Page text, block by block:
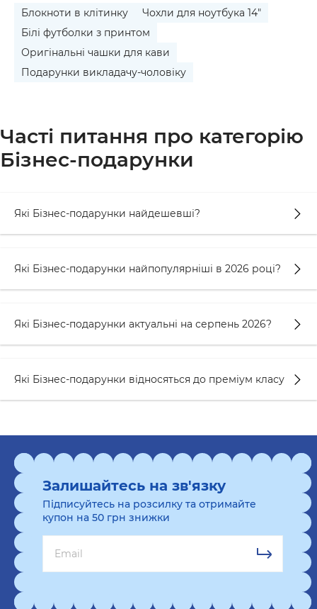
Блокноти в клітинку
Чохли для ноутбука 14"
Білі футболки з принтом
Оригінальні чашки для кави
Подарунки викладачу-чоловіку
Часті питання про категорію
Бізнес-подарунки
Які Бізнес-подарунки найдешевші?
Які Бізнес-подарунки найпопулярніші в 2026 році?
Які Бізнес-подарунки актуальні на серпень 2026?
Які Бізнес-подарунки відносяться до преміум класу
Залишайтесь на зв'язку
Підписуйтесь на розсилку та отримайте
купон на 50 грн знижки